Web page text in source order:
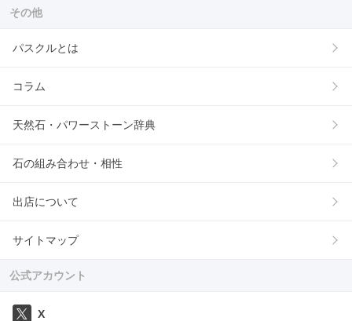
その他
パスクルとは
コラム
天然石・パワーストーン辞典
石の組み合わせ・相性
出店について
サイトマップ
公式アカウント
X